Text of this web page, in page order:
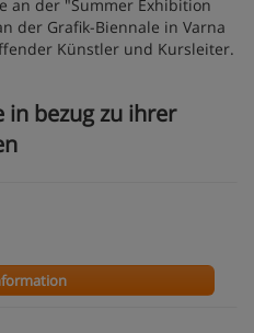
an der "Summer Exhibition
der Grafik-Biennale in Varna
Künstler und Kursleiter.
in bezug zu ihrer